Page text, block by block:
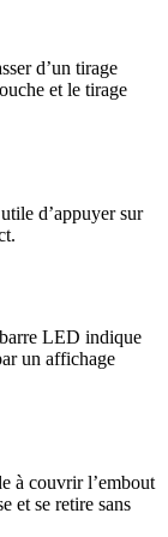
d’un tirage
et le tirage
d’appuyer sur
LED indique
un affichage
à couvrir l’embout
et se retire sans